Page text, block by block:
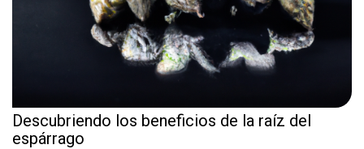
Descubriendo los beneficios de la raíz del
espárrago